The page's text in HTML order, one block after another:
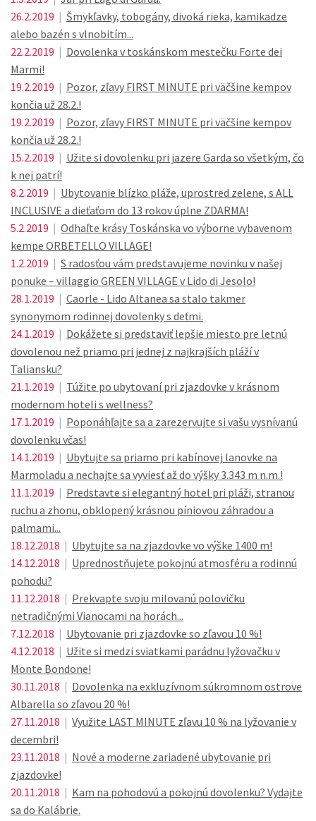
26.2.2019 | Šmykľavky, tobogány, divoká rieka, kamikadze
alebo bazén s vlnobitím...
22.2.2019 | Dovolenka v toskánskom mestečku Forte dei
Marmi!
19.2.2019 | Pozor, zľavy FIRST MINUTE pri väčšine kempov
končia už 28.2.!
19.2.2019 | Pozor, zľavy FIRST MINUTE pri väčšine kempov
končia už 28.2.!
15.2.2019 | Užite si dovolenku pri jazere Garda so všetkým, čo
k nej patrí!
8.2.2019 | Ubytovanie blízko pláže, uprostred zelene, s ALL
INCLUSIVE a dieťaťom do 13 rokov úplne ZDARMA!
5.2.2019 | Odhaľte krásy Toskánska vo výborne vybavenom
kempe ORBETELLO VILLAGE!
1.2.2019 | S radosťou vám predstavujeme novinku v našej
ponuke – villaggio GREEN VILLAGE v Lido di Jesolo!
28.1.2019 | Caorle - Lido Altanea sa stalo takmer
synonymom rodinnej dovolenky s deťmi.
24.1.2019 | Dokážete si predstaviť lepšie miesto pre letnú
dovolenou než priamo pri jednej z najkrajších pláží v
Taliansku?
21.1.2019 | Túžite po ubytovaní pri zjazdovke v krásnom
modernom hoteli s wellness?
17.1.2019 | Poponáhľajte sa a zarezervujte si vašu vysnívanú
dovolenku včas!
14.1.2019 | Ubytujte sa priamo pri kabínovej lanovke na
Marmoladu a nechajte sa vyviesť až do výšky 3.343 m n.m.!
11.1.2019 | Predstavte si elegantný hotel pri pláži, stranou
ruchu a zhonu, obklopený krásnou píniovou záhradou a
palmami...
18.12.2018 | Ubytujte sa na zjazdovke vo výške 1400 m!
14.12.2018 | Uprednostňujete pokojnú atmosféru a rodinnú
pohodu?
11.12.2018 | Prekvapte svoju milovanú polovičku
netradičnými Vianocami na horách...
7.12.2018 | Ubytovanie pri zjazdovke so zľavou 10 %!
4.12.2018 | Užite si medzi sviatkami parádnu lyžovačku v
Monte Bondone!
30.11.2018 | Dovolenka na exkluzívnom súkromnom ostrove
Albarella so zľavou 20 %!
27.11.2018 | Využite LAST MINUTE zľavu 10 % na lyžovanie v
decembri!
23.11.2018 | Nové a moderne zariadené ubytovanie pri
zjazdovke!
20.11.2018 | Kam na pohodovú a pokojnú dovolenku? Vydajte
sa do Kalábrie.